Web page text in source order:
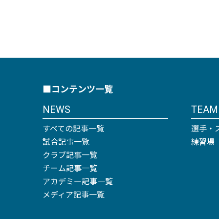
■コンテンツ一覧
NEWS
すべての記事一覧
試合記事一覧
クラブ記事一覧
チーム記事一覧
アカデミー記事一覧
メディア記事一覧
TEAM
選手・
練習場